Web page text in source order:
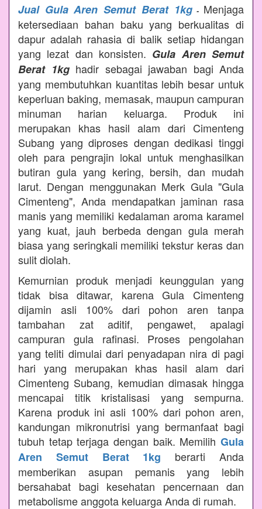
Jual Gula Aren Semut Berat 1kg- Menjaga
ketersediaan bahan baku yang berkualitas di
dapur adalah rahasia di balik setiap hidangan
yang lezat dan konsisten. Gula Aren Semut
Berat 1kghadir sebagai jawaban bagi Anda
yang membutuhkan kuantitas lebih besar untuk
keperluan baking, memasak, maupun campuran
minuman harian keluarga. Produk ini
merupakan khas hasil alam dari Cimenteng
Subang yang diproses dengan dedikasi tinggi
oleh para pengrajin lokal untuk menghasilkan
butiran gula yang kering, bersih, dan mudah
larut. Dengan menggunakan Merk Gula "Gula
Cimenteng", Anda mendapatkan jaminan rasa
manis yang memiliki kedalaman aroma karamel
yang kuat, jauh berbeda dengan gula merah
biasa yang seringkali memiliki tekstur keras dan
sulit diolah.
Kemurnian produk menjadi keunggulan yang
tidak bisa ditawar, karena Gula Cimenteng
dijamin asli 100% dari pohon aren tanpa
tambahan zat aditif, pengawet, apalagi
campuran gula rafinasi. Proses pengolahan
yang teliti dimulai dari penyadapan nira di pagi
hari yang merupakan khas hasil alam dari
Cimenteng Subang, kemudian dimasak hingga
mencapai titik kristalisasi yang sempurna.
Karena produk ini asli 100% dari pohon aren,
kandungan mikronutrisi yang bermanfaat bagi
tubuh tetap terjaga dengan baik. Memilih Gula
Aren Semut Berat 1kg berarti Anda
memberikan asupan pemanis yang lebih
bersahabat bagi kesehatan pencernaan dan
metabolisme anggota keluarga Anda di rumah.